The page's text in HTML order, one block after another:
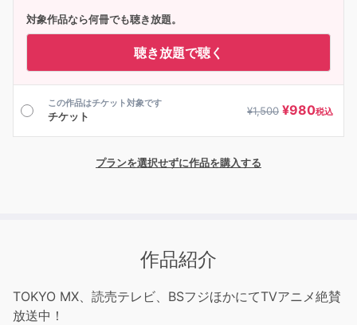
対象作品なら何冊でも聴き放題。
聴き放題で聴く
この作品はチケット対象です
チケット ¥1,500 ¥980税込
プランを選択せずに作品を購入する
作品紹介
TOKYO MX、読売テレビ、BSフジほかにてTVアニメ絶賛
放送中！